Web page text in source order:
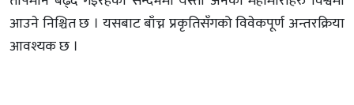
आउने निश्चित छ । यसबाट बाँच्न प्रकृतिसँगको विवेकपूर्ण अन्तरक्रिया
आवश्यक छ ।